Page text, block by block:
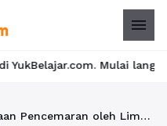
menu
Mulai langkah
Dugaan Pencemaran oleh Limbah Medis: DLH Bengkulu Bersikap Tegas